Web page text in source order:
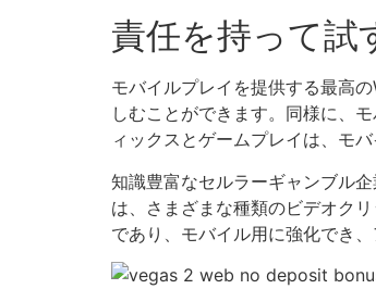
責任を持って試
モバイルプレイを提供する最高
しむことができます。同様に、
ィックスとゲームプレイは、モ
知識豊富なセルラーギャンブル
は、さまざまな種類のビデオク
であり、モバイル用に強化でき